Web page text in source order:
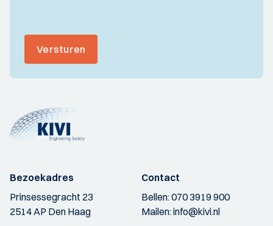
Versturen
Bezoekadres
Prinsessegracht 23
2514 AP Den Haag
Contact
Bellen:070 3919 900
Mailen:info@kivi.nl